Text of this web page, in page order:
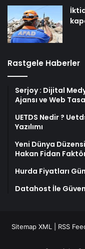
Rastgele Haberler
Serjoy : Dijital
Ajansı ve Web
UETDS Nedir ?
Yazılımı
Yeni Dünya
Hakan Fidan
Hurda Fiyatları
Datahost İle
Sitemap XML RSS